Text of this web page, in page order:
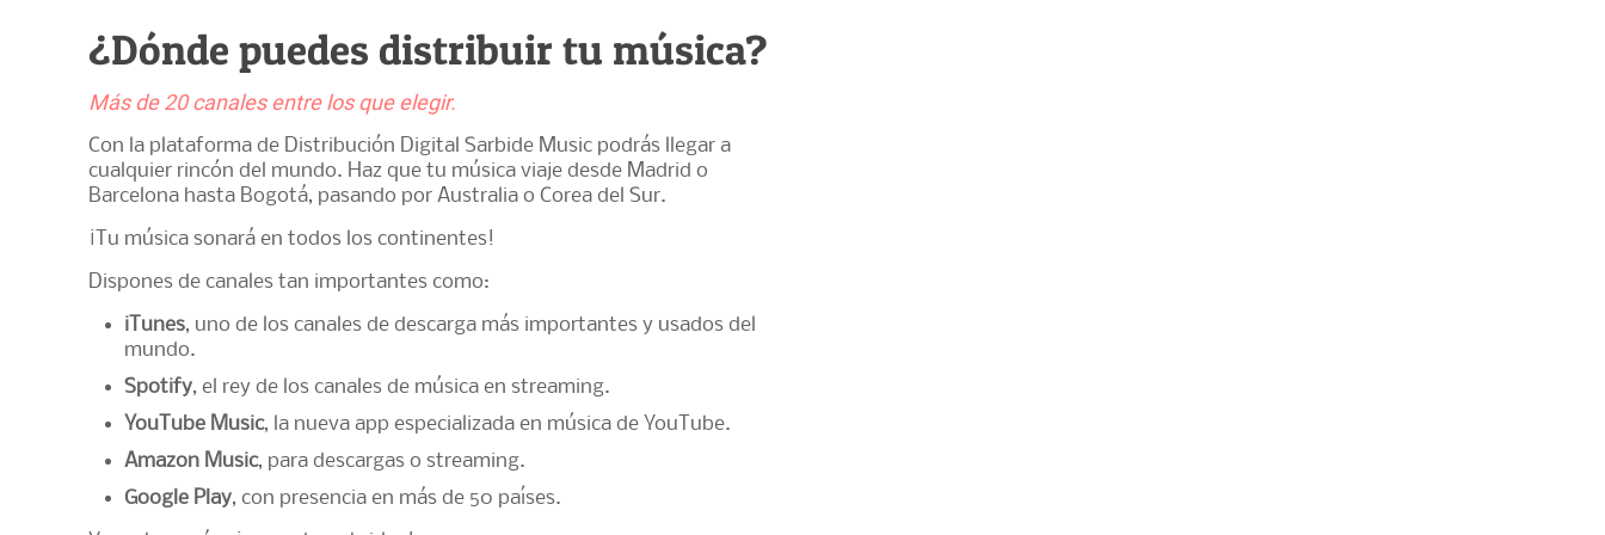
¿Dónde puedes distribuir tu música?
Más de 20 canales entre los que elegir.
Con la plataforma de Distribución Digital Sarbide Music podrás llegar a
cualquier rincón del mundo. Haz que tu música viaje desde Madrid o
Barcelona hasta Bogotá, pasando por Australia o Corea del Sur.
¡Tu música sonará en todos los continentes!
Dispones de canales tan importantes como:
iTunes, uno de los canales de descarga más importantes y usados del
mundo.
Spotify, el rey de los canales de música en streaming.
YouTube Music, la nueva app especializada en música de YouTube.
Amazon Music, para descargas o streaming.
Google Play, con presencia en más de 50 países.